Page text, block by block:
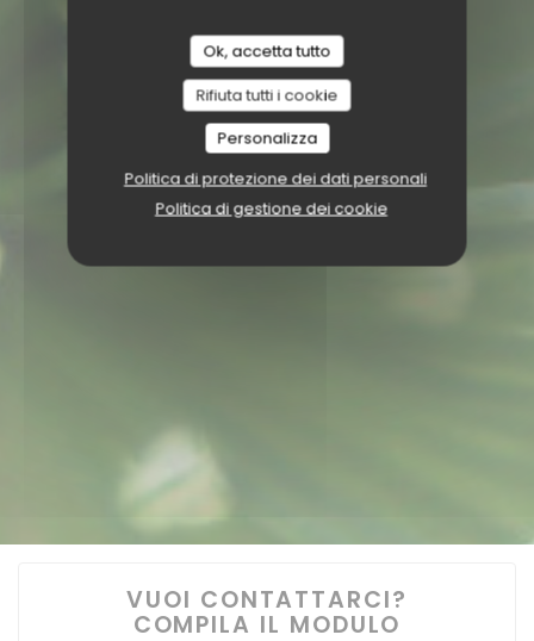
Ok, accetta tutto
Rifiuta tutti i cookie
Personalizza
Politica di protezione dei dati personali
Politica di gestione dei cookie
VUOI CONTATTARCI?
COMPILA IL MODULO